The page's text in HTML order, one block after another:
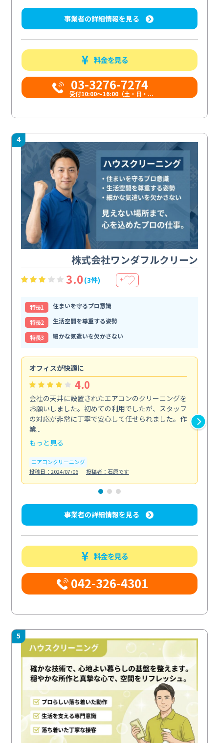
事業者の詳細情報を見る
料金を見る
03-3276-7274
受付10:00〜16:00（土・日・...
4
株式会社ワンダフルクリーン
3.0(3件) ＋
特⻑1
住まいを守るプロ意識
特⻑2
生活空間を尊重する姿勢
特⻑3
細かな気遣いを欠かさない
オフィスが快適に
4.0
会社の天井に設置されたエアコンのクリーニングを
お願いしました。初めての利用でしたが、スタッフ
の対応が非常に丁寧で安心して任せられました。作
業...
もっと見る
エアコンクリーニング
投稿日：2024/07/06
投稿者：石原です
事業者の詳細情報を見る
料金を見る
042-326-4301
5